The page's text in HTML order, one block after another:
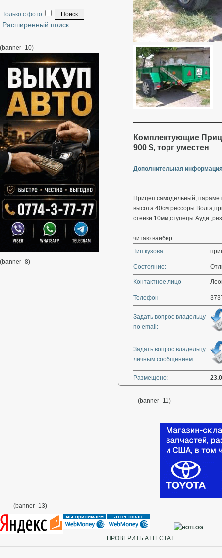
Только с фото:
Расширенный поиск
(banner_10)
(banner_8)
Комплектующие
900 $, торг уместен
Дополнительная
Прицеп самодельный,
высота 40см рессоры
стенки 10мм,ступецы Ауди
читаю ваибер
Тип кузова:
Состояние:
Контактное лицо
Телефон
Задать вопрос владельцу
по email:
Задать вопрос владельцу
личным сообщением:
Размещено:
(banner_11)
(banner_13)
ПРОВЕРИТЬ АТТЕСТАТ